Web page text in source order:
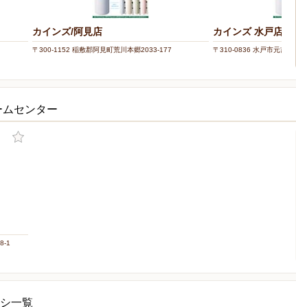
カインズ/阿見店
〒300-1152 稲敷郡阿見町荒川本郷2033-177
カインズ 水戸店
〒310-0836 水戸市元吉田
センター
1
一覧